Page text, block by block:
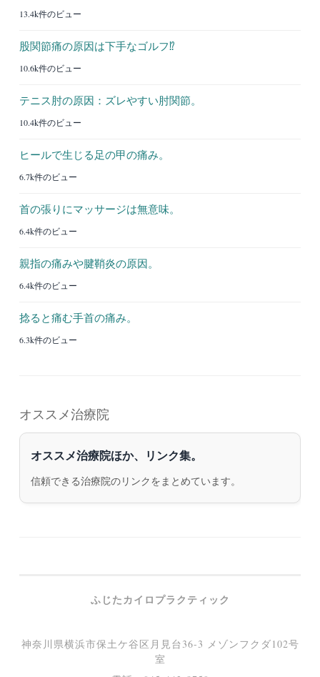
13.4k件のビュー
股関節痛の原因は下手なゴルフ⁉︎
10.6k件のビュー
テニス肘の原因：ズレやすい肘関節。
10.4k件のビュー
ヒールで生じる足の甲の痛み。
6.7k件のビュー
首の張りにマッサージは無意味。
6.4k件のビュー
親指の痛みや腱鞘炎の原因。
6.4k件のビュー
捻ると痛む手首の痛み。
6.3k件のビュー
オススメ治療院
オススメ治療院ほか、リンク集。
信頼できる治療院のリンクをまとめています。
ふじたカイロプラクティック
神奈川県横浜市保土ケ谷区月見台36-3 メゾンフクダ102号
室